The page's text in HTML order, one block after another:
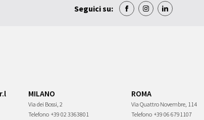
Seguici su:
MILANO
Via dei Bossi, 2
Telefono +39 02 3363801
ROMA
Via Quattro Novembre, 114
Telefono +39 06 6791107